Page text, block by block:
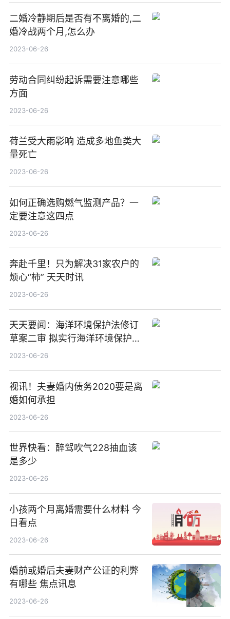
二婚冷静期后是否有不离婚的,二
婚冷战两个月,怎么办
2023-06-26
劳动合同纠纷起诉需要注意哪些
方面
2023-06-26
荷兰受大雨影响 造成多地鱼类大
量死亡
2023-06-26
如何正确选购燃气监测产品？一
定要注意这四点
2023-06-26
奔赴千里！只为解决31家农户的
烦心“柿” 天天时讯
2023-06-26
天天要闻：海洋环境保护法修订
草案二审 拟实行海洋环境保护目
标责任制和考核评价制度
2023-06-26
视讯！夫妻婚内债务2020要是离
婚如何承担
2023-06-26
世界快看：醉驾吹气228抽血该
是多少
2023-06-26
小孩两个月离婚需要什么材料 今
日看点
2023-06-26
婚前或婚后夫妻财产公证的利弊
有哪些 焦点讯息
2023-06-26